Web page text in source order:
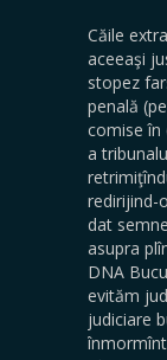
Căile
aceeaşi
stopez
penală
comise în
a
redirijind-
dat
asupra
DNA
evităm
judiciare